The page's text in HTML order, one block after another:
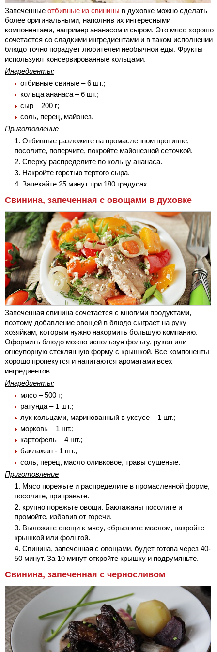
Запеченные отбивные из свинины в духовке можно сделать
более оригинальными, наполнив их интересными
компонентами, например ананасом и сыром. Это мясо хорошо
сочетается со сладкими ингредиентами и в таком исполнении
блюдо точно порадует любителей необычной еды. Фрукты
используют консервированные кольцами.
Ингредиенты:
отбивные свиные – 6 шт.;
кольца ананаса – 6 шт.;
сыр – 200 г;
соль, перец, майонез.
Приготовление
Отбивные разложите на промасленном противне,
посолите, поперчите, покройте майонезной сеточкой.
Сверху распределите по кольцу ананаса.
Накройте горстью тертого сыра.
Запекайте 25 минут при 180 градусах.
Свинина, запеченная с овощами в духовке
Запеченная свинина сочетается с многими продуктами,
поэтому добавление овощей в блюдо сыграет на руку
хозяйкам, которым нужно накормить большую компанию.
Оформить блюдо можно используя фольгу, рукав или
огнеупорную стеклянную форму с крышкой. Все компоненты
хорошо пропекутся и напитаются ароматами всех
ингредиентов.
Ингредиенты:
мясо – 500 г;
ратунда – 1 шт.;
лук кольцами, маринованный в уксусе – 1 шт.;
морковь – 1 шт.;
картофель – 4 шт.;
баклажан - 1 шт.;
соль, перец, масло оливковое, травы сушеные.
Приготовление
Мясо порежьте и распределите в промасленной форме,
посолите, приправьте.
крупно порежьте овощи. Баклажаны посолите и
промойте, избавив от горечи.
Выложите овощи к мясу, сбрызните маслом, накройте
крышкой или фольгой.
Свинина, запеченная с овощами, будет готова через 40-
50 минут. За 10 минут откройте крышку и подрумяньте.
Свинина, запеченная с черносливом